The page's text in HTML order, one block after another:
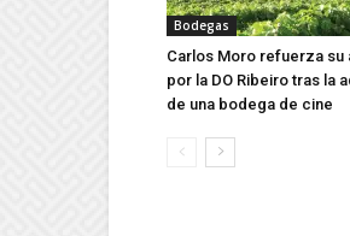
Bodegas
Carlos Moro refuerza su
por la DO Ribeiro tras la
de una bodega de cine